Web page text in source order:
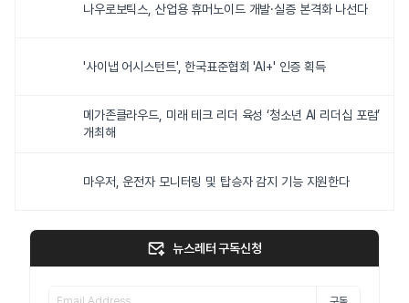
나우로보틱스, 산업용 휴머노이드 개발·실증 본격화 나선다
'사이냅 어시스턴트', 한국표준협회 'AI+' 인증 획득
메가존클라우드, 미래 테크 리더 육성 ‘청소년 AI 리더십 포럼’
개최해
마우저, 운전자 모니터링 및 탑승자 감지 기능 지원한다
뉴스레터 구독신청